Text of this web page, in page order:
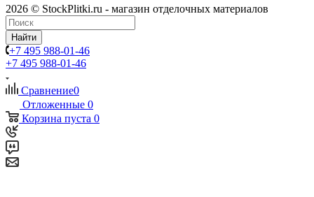
2026 © StockPlitki.ru - магазин отделочных материалов
Найти
+7 495 988-01-46
+7 495 988-01-46
Сравнение0
Отложенные 0
Корзина пуста 0